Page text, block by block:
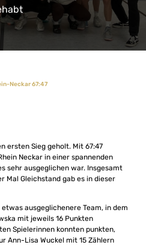
Neckar 67:47
ersten Sieg geholt. Mit 67:47
Neckar in einer spannenden
sehr ausgeglichen war. Insgesamt
Mal Gleichstand gab es in dieser
ausgeglichenere Team, in dem
mit jeweils 16 Punkten
Spielerinnen konnten punkten,
Ann-Lisa Wuckel mit 15 Zählern